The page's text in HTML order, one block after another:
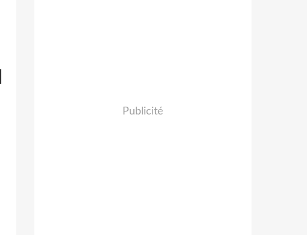
Publicité